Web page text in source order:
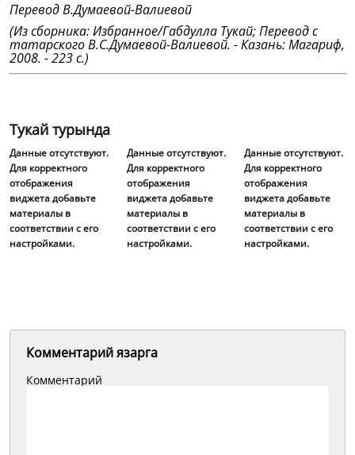
Перевод В.Думаевой-Валиевой
(Из сборника: Избранное/Габдулла Тукай; Перевод с
татарского В.С.Думаевой-Валиевой. - Казань: Магариф,
2008. - 223 с.)
Тукай турында
Данные отсутствуют.
Для корректного
отображения
виджета добавьте
материалы в
соответствии с его
настройками.
Данные отсутствуют.
Для корректного
отображения
виджета добавьте
материалы в
соответствии с его
настройками.
Данные отсутствуют.
Для корректного
отображения
виджета добавьте
материалы в
соответствии с его
настройками.
Комментарий язарга
Комментарий